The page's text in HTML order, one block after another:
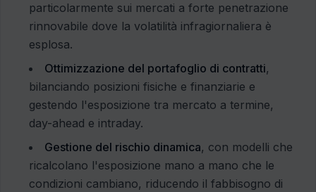
particolarmente sui mercati a forte penetrazione
rinnovabile dove la volatilità infragiornaliera è
esplosa.
Ottimizzazione del portafoglio di contratti,
bilanciando posizioni fisiche e finanziarie e
gestendo l'esposizione tra mercato a termine,
day-ahead e intraday.
Gestione del rischio dinamica, con modelli che
ricalcolano l'esposizione mano a mano che le
condizioni cambiano, riducendo il fabbisogno di